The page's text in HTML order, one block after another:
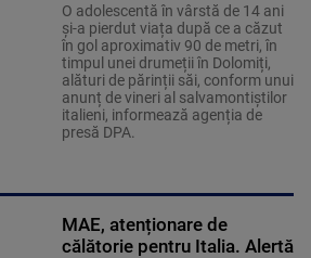
O adolescentă în vârstă de 14 ani
și-a pierdut viața după ce a căzut
în gol aproximativ 90 de metri, în
timpul unei drumeții în Dolomiți,
alături de părinții săi, conform unui
anunț de vineri al salvamontiștilor
italieni, informează agenția de
presă DPA.
MAE, atenționare de
călătorie pentru Italia. Alertă